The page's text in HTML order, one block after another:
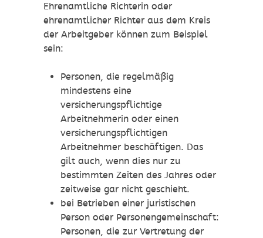
Ehrenamtliche Richterin oder
ehrenamtlicher Richter aus dem Kreis
der Arbeitgeber können zum Beispiel
sein:
Personen, die regelmäßig
mindestens eine
versicherungspflichtige
Arbeitnehmerin oder einen
versicherungspflichtigen
Arbeitnehmer beschäftigen. Das
gilt auch, wenn dies nur zu
bestimmten Zeiten des Jahres oder
zeitweise gar nicht geschieht.
bei Betrieben einer juristischen
Person oder Personengemeinschaft:
Personen, die zur Vertretung der